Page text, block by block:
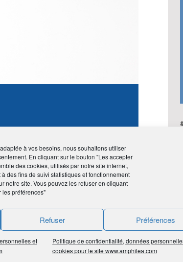
à vos besoins, nous souhaitons utiliser
En cliquant sur le bouton "Les accepter
des cookies, utilisés par notre site internet,
des fins de suivi statistiques et fonctionnement
notre site. Vous pouvez les refuser en cliquant
les préférences"
Refuser Préférences
et
Politique de confidentialité, données
cookies pour le site www.amphitea.com
avec grand plaisir dans ma boutique
de vêtements.